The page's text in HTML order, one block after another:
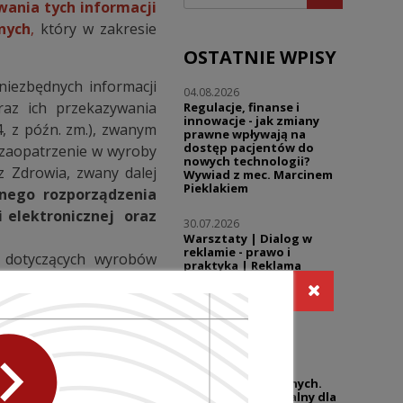
tych informacji
, który w zakresie
informacji
ich przekazywania
z późn. zm.), zwanym
w wyroby
Zdrowia, zwany dalej
rozporządzenia
elektronicznej oraz
wyrobów
(Dz. U. z 2021 r. poz.
danych do zakresu
czynności z
OSTATNIE WPISY
04.08.2026
Regulacje, finanse i
innowacje - jak zmiany
prawne wpływają na
dostęp pacjentów do
nowych technologii?
Wywiad z mec. Marcinem
Pieklakiem
30.07.2026
Warsztaty | Dialog w
reklamie - prawo i
praktyka | Reklama
wolno, a gdzie zaczyna
klauzulach umownych.
Temat wciąż aktualny dla